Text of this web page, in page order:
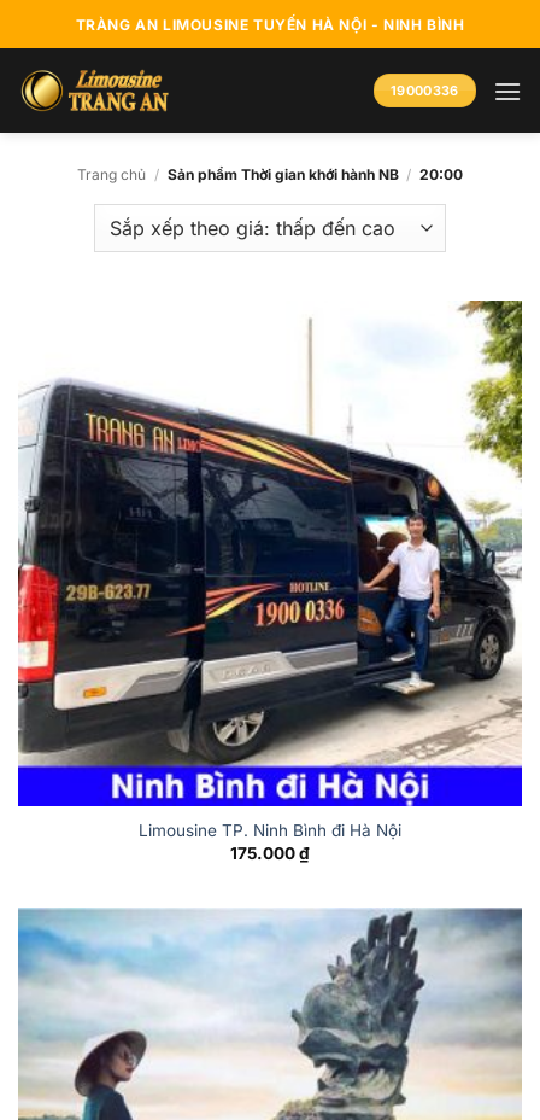
qua
nội
dung
TRÀNG AN LIMOUSINE TUYẾN HÀ NỘI - NINH BÌNH
19000336
Trang chủ / Sản phẩm Thời gian khới hành NB / 20:00
Limousine TP. Ninh Bình đi Hà Nội
175.000₫